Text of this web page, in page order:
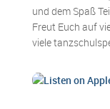
und dem Spaß
Freut Euch auf
viele